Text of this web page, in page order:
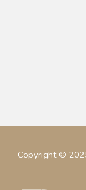
Copyright ©